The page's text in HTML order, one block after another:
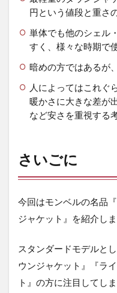
円という値段と重さ
単体でも他のシェル
すく、様々な時期で
暗めの方ではあるが
人によってはこれぐ
暖かさに大きな差が
など安さを重視する
さいごに
今回はモンベルの名品
ジャケット』を紹介しま
スタンダードモデルと
ウンジャケット』『ラ
ト』の方に注目してし